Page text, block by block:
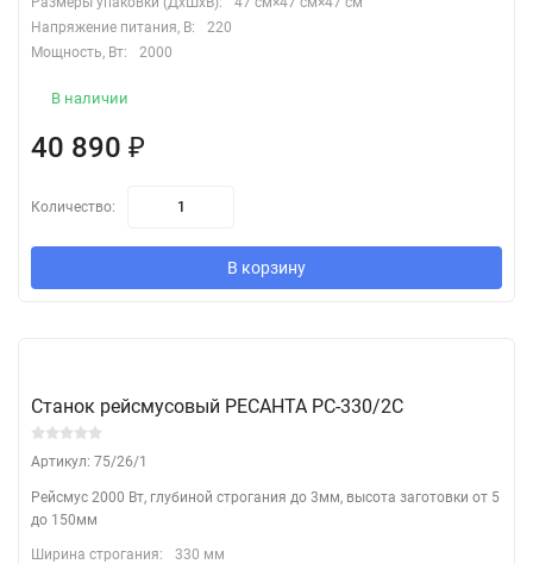
Напряжение питания, В:
220
Мощность, Вт:
2000
В наличии
40 890 ₽
Количество:
В корзину
Станок рейсмусовый РЕСАНТА РС-330/2С
Артикул: 75/26/1
Рейсмус 2000 Вт, глубиной строгания до 3мм, высота заготовки от 5
до 150мм
Ширина строгания:
330 мм